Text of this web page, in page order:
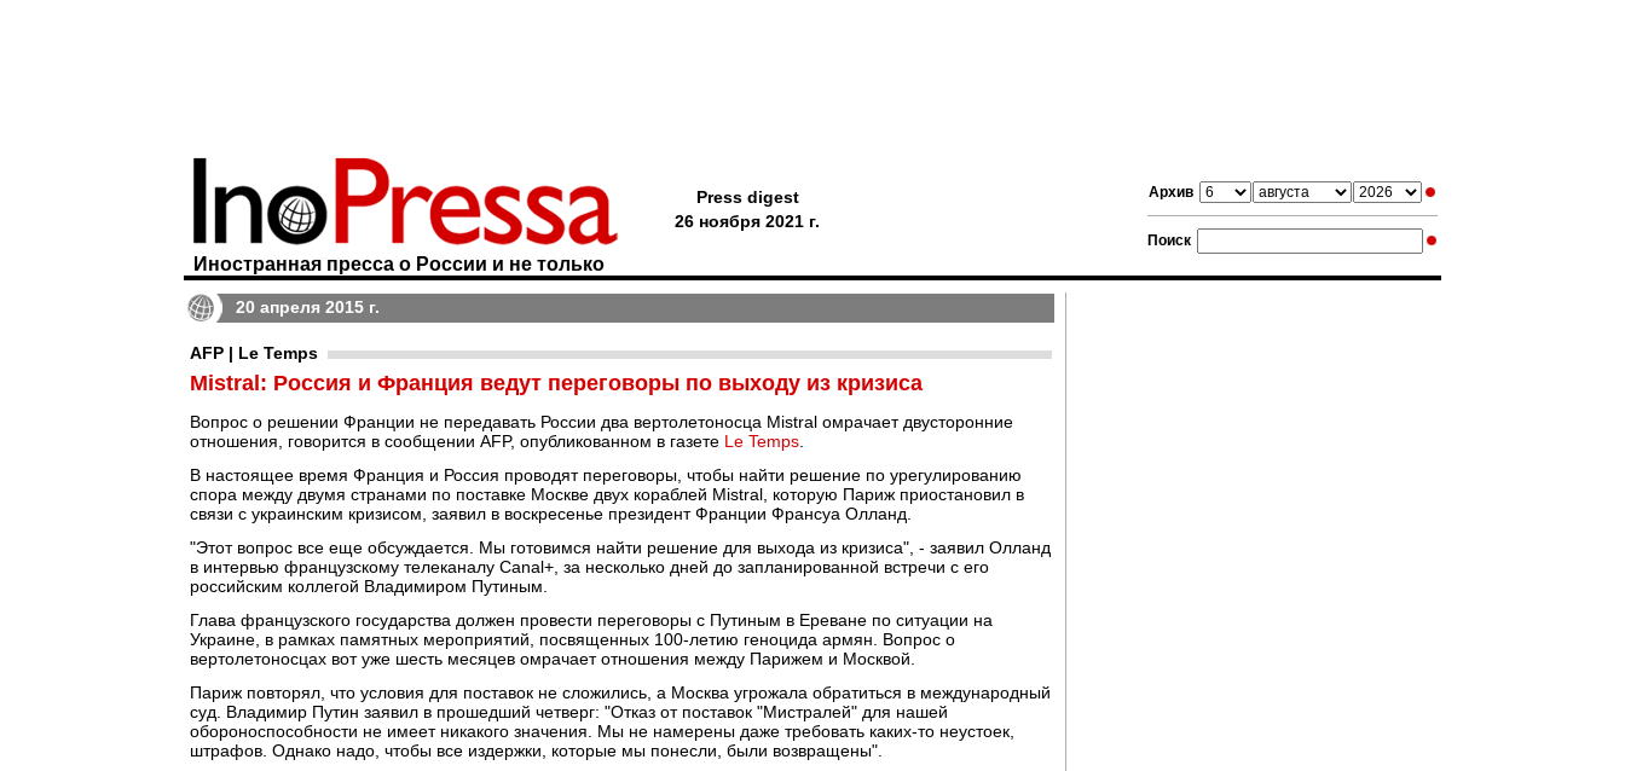
Архив
Поиск
Иностранная пресса о России и не только
Press digest
26 ноября 2021 г.
20 апреля 2015 г.
AFP | Le Temps
Mistral: Россия и Франция ведут переговоры по выходу из кризиса
Вопрос о решении Франции не передавать России два вертолетоносца Mistral омрачает двусторонние
отношения, говорится в сообщении AFP, опубликованном в газете Le Temps
В настоящее время Франция и Россия проводят переговоры, чтобы найти решение по урегулированию
спора между двумя странами по поставке Москве двух кораблей Mistral, которую Париж приостановил в
связи с украинским кризисом, заявил в воскресенье президент Франции Франсуа Олланд.
"Этот вопрос все еще обсуждается. Мы готовимся найти решение для выхода из кризиса", - заявил Олланд
в интервью французскому телеканалу Canal+, за несколько дней до запланированной встречи с его
российским коллегой Владимиром Путиным.
Глава французского государства должен провести переговоры с Путиным в Ереване по ситуации на
Украине, в рамках памятных мероприятий, посвященных 100-летию геноцида армян. Вопрос о
вертолетоносцах вот уже шесть месяцев омрачает отношения между Парижем и Москвой.
Париж повторял, что условия для поставок не сложились, а Москва угрожала обратиться в международный
суд. Владимир Путин заявил в прошедший четверг: "Отказ от поставок "Мистралей" для нашей
обороноспособности не имеет никакого значения. Мы не намерены даже требовать каких-то неустоек,
штрафов. Однако надо, чтобы все издержки, которые мы понесли, были возвращены".